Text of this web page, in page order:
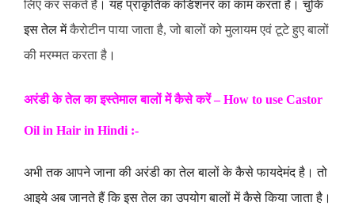
लिए कर सकते है । यह प्राकृतिक कंडिशनर का काम करता है । चुकि
इस तेल मेंकैरोटीन पाया जाता है, जो बालों को मुलायम एवं टूटे हुए बालों
की मरम्मत करता है ।
अरंडी के तेल का इस्तेमाल बालों में कैसे करें – How to use Castor
Oil in Hair in Hindi :-
अभी तक आपने जाना की अरंडी का तेल बालों के कैसे फायदेमंद है । तो
आइये अब जानते हैं कि इस तेल का उपयोग बालों में कैसे किया जाता है ।